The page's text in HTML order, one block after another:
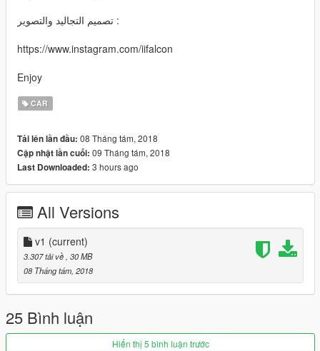
تصميم التجاليد والتصوير :
https://www.instagram.com/iifalcon
Enjoy
CAR
Tải lên lần đầu: 08 Tháng tám, 2018
Cập nhật lần cuối: 09 Tháng tám, 2018
Last Downloaded: 3 hours ago
All Versions
v1 (current)
3.307 tải về , 30 MB
08 Tháng tám, 2018
25 Bình luận
Hiển thị 5 bình luận trước